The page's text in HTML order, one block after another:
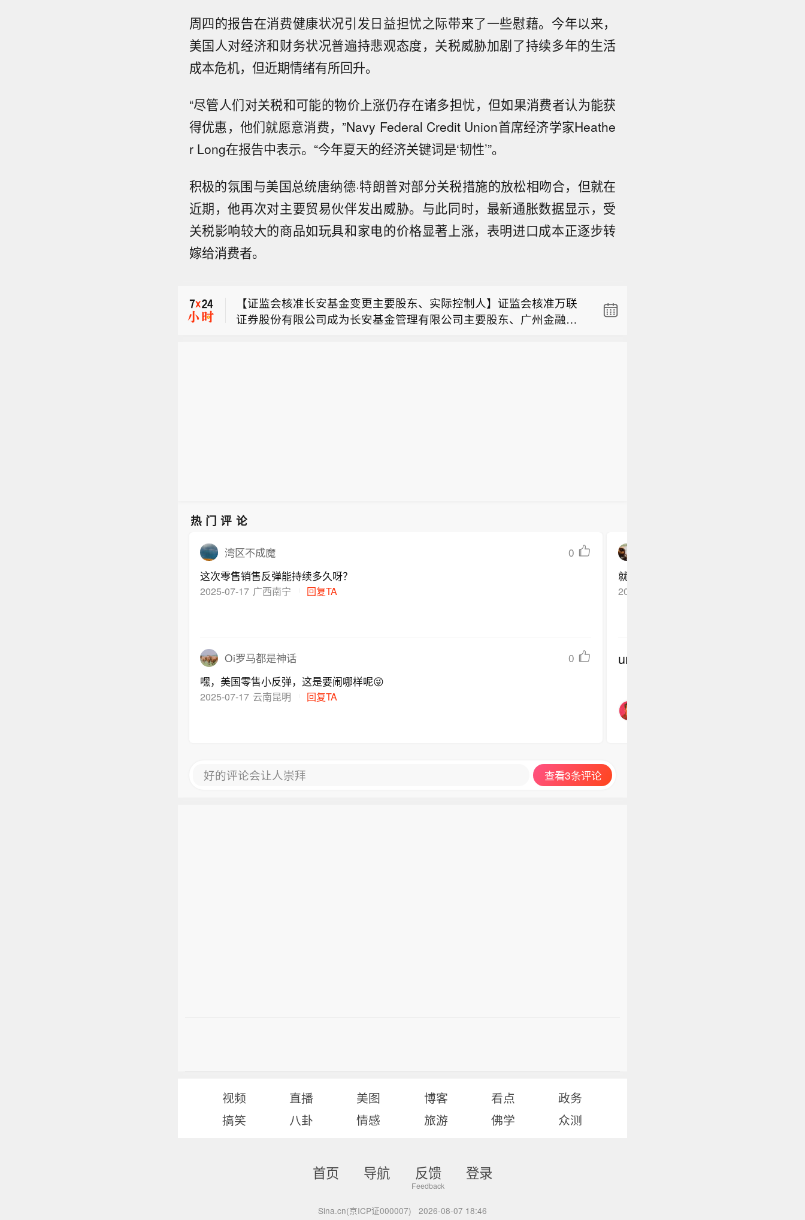
周四的报告在消费健康状况引发日益担忧之际带来了一些慰藉。今年以来，
美国人对经济和财务状况普遍持悲观态度，关税威胁加剧了持续多年的生活
成本危机，但近期情绪有所回升。
“尽管人们对关税和可能的物价上涨仍存在诸多担忧，但如果消费者认为能获
得优惠，他们就愿意消费，”Navy Federal Credit Union首席经济学家Heathe
r Long在报告中表示。“今年夏天的经济关键词是‘韧性’”。
积极的氛围与美国总统唐纳德·特朗普对部分关税措施的放松相吻合，但就在
近期，他再次对主要贸易伙伴发出威胁。与此同时，最新通胀数据显示，受
关税影响较大的商品如玩具和家电的价格显著上涨，表明进口成本正逐步转
嫁给消费者。
【富达加仓亿航智能，持股升至7.4%】8月7日，资管机构富达（Fidelit
y）向美国SEC最新披露的13G文件显示，截至6月30日持有国内低空经
大外部股东。
施，涉及盘中拉抬打压、虚假申报等异常交易情形；对近期股价严重
异常波动的“传智教育”“高争民爆”进行重点监控；共对6起上市公司重大
【证监会核准长安基金变更主要股东、实际控制人】证监会核准万联
证券股份有限公司成为长安基金管理有限公司主要股东、广州金融控
热门评论
湾区不成魔
0
这次零售销售反弹能持续多久呀？
2025-07-17 广西南宁 回复TA
Oi罗马都是神话
0
嘿，美国零售小反弹，这是要闹哪样呢😜
2025-07-17 云南昆明 回复TA
就这点反弹，哪能真缓解消费者支出放缓
2025-07-17
undefined
好的评论会让人崇拜 查看3条评论
视频 直播 美图 博客 看点
政务
搞笑
八卦 情感 旅游 佛学 众测
首页 导航 反馈 登录
Sina.cn(京ICP证000007) 2026-08-07 18:46